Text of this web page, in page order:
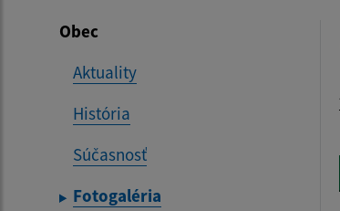
Obec
Aktuality
História
Súčasnosť
Fotogaléria